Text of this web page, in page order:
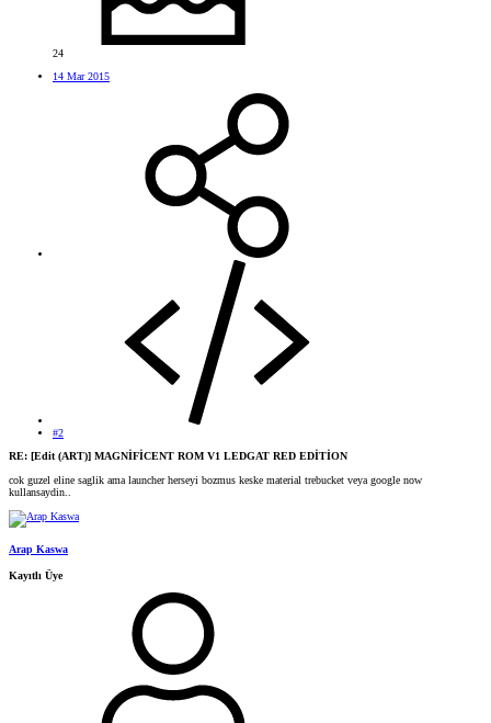
24
14 Mar 2015
#2
RE: [Edit (ART)] MAGNİFİCENT ROM V1 LEDGAT RED EDİTİON
cok guzel eline saglik ama launcher herseyi bozmus keske material trebucket veya google now
kullansaydin..
Arap Kaswa
Kayıtlı Üye